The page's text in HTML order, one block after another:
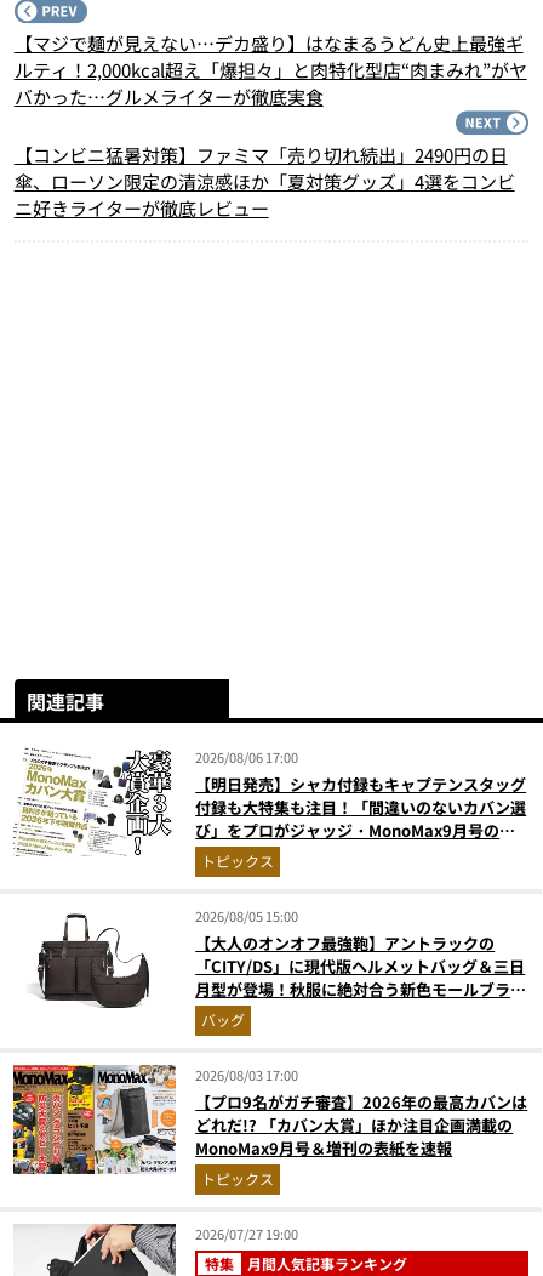
【マジで麺が見えない…デカ盛り】はなまるうどん史上最強ギ
ルティ！2,000kcal超え「爆担々」と肉特化型店“肉まみれ”がヤ
バかった…グルメライターが徹底実食
【コンビニ猛暑対策】ファミマ「売り切れ続出」2490円の日
傘、ローソン限定の清涼感ほか「夏対策グッズ」4選をコンビ
ニ好きライターが徹底レビュー
関連記事
2026/08/06 17:00
【明日発売】シャカ付録もキャプテンスタッグ
付録も大特集も注目！「間違いのないカバン選
び」をプロがジャッジ・MonoMax9月号の目
次を公開
トピックス
2026/08/05 15:00
【大人のオンオフ最強鞄】アントラックの
「CITY/DS」に現代版ヘルメットバッグ＆三日
月型が登場！秋服に絶対合う新色モールブラウ
ンが傑作
バッグ
2026/08/03 17:00
【プロ9名がガチ審査】2026年の最高カバンは
どれだ!? 「カバン大賞」ほか注目企画満載の
MonoMax9月号＆増刊の表紙を速報
トピックス
2026/07/27 19:00
特集 月間人気記事ランキング